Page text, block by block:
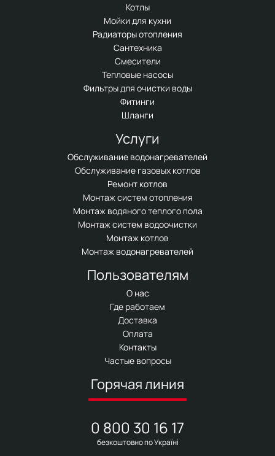
Котлы
Мойки для кухни
Радиаторы отопления
Сантехника
Смесители
Тепловые насосы
Фильтры для очистки воды
Фитинги
Шланги
Услуги
Обслуживание водонагревателей
Обслуживание газовых котлов
Ремонт котлов
Монтаж систем отопления
Монтаж водяного теплого пола
Монтаж систем водоочистки
Монтаж котлов
Монтаж водонагревателей
Пользователям
О нас
Где работаем
Доставка
Оплата
Контакты
Частые вопросы
Горячая линия
0 800 30 16 17
безкоштовно по Україні